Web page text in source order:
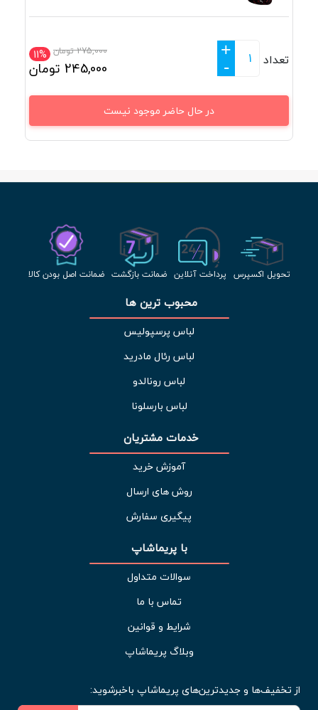
11% 275,000تومان
245,000 تومان تعداد
+
-
در حال حاضر موجود نیست
تحویل اکسپرس پرداخت آنلاین ضمانت بازگشت ضمانت اصل بودن کالا
محبوب ترین ها
لباس پرسپولیس
لباس رئال مادرید
لباس رونالدو
لباس بارسلونا
خدمات مشتریان
آموزش خرید
روش های ارسال
پیگیری سفارش
با پریماشاپ
سوالات متداول
تماس با ما
شرایط و قوانین
وبلاگ پریماشاپ
از تخفیف‌ها و جدیدترین‌های پریماشاپ باخبرشوید: